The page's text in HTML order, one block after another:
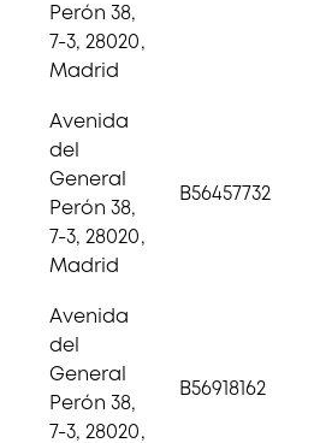
Perón 38,
7-3, 28020,
Madrid
Avenida
del
General
Perón 38,
7-3, 28020,
Madrid
B56457732
Avenida
del
General
Perón 38,
7-3, 28020,
B56918162